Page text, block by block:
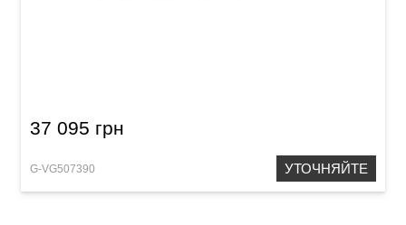
37 095 грн
G-VG507390 УТОЧНЯЙТЕ